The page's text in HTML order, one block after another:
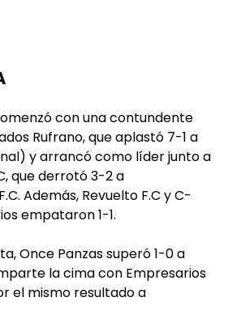
con una contundente
Rufrano, que aplastó 7-1 a
y arrancó como líder junto a
que derrotó 3-2 a
Además, Revuelto F.C y C-
empataron 1-1.
Once Panzas superó 1-0 a
la cima con Empresarios
el mismo resultado a